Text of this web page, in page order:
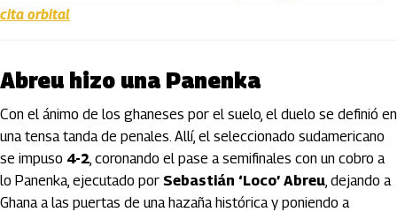
cita orbital
Abreu hizo una Panenka
Con el ánimo de los ghaneses por el suelo, el duelo se definió en
una tensa tanda de penales. Allí, el seleccionado sudamericano
se impuso 4-2, coronando el pase a semifinales con un cobro a
lo Panenka, ejecutado por Sebastián ‘Loco’ Abreu, dejando a
Ghana a las puertas de una hazaña histórica y poniendo a